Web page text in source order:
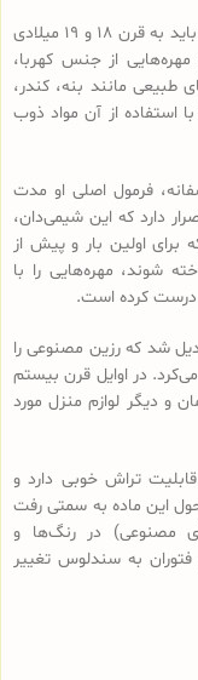
بپردازیم شاید باید به قرن 18 و 19 میلادی
از جنس کهربا،
طبیعی مانند بنه، کندر،
استفاده از آن مواد ذوب
فرمول اصلی او مدت
دارد که این شیمی‌دان،
برای اولین بار و پیش از
شوند، مهره‌هایی را با
درست کرده است.
شد که رزین مصنوعی را
در اوایل قرن بیستم
و دیگر لوازم منزل مورد
تراش خوبی دارد و
این ماده به سمتی رفت
مصنوعی) در رنگ‌ها و
به سندلوس تغییر